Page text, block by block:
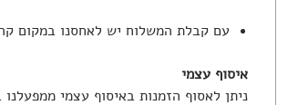
עם קבלת המשלוח יש לאחסנו במקום
איסוף עצמי